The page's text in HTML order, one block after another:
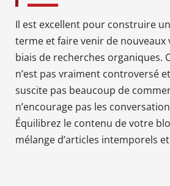
Il est excellent pour construire
terme et faire venir de nouveaux
biais de recherches organiques.
n’est pas vraiment controversé
suscite pas beaucoup de
n’encourage pas les
Équilibrez le contenu de votre
mélange d’articles intemporels